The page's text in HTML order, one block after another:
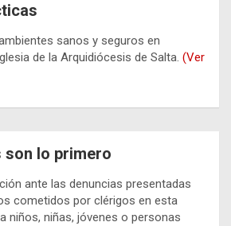
sanos y seguros en
de la Arquidiócesis de Salta. (Ver
son lo primero
ante las denuncias presentadas
cometidos por clérigos en esta
niños, niñas, jóvenes o personas